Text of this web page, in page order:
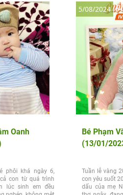
Oanh
phôi khá ngày 6,
con từ quá trình
lúc sinh em đều
Bé Phạm
(13/01/
Tuần lễ vàng
con yêu suốt
dấu của mẹ
5/08/2024